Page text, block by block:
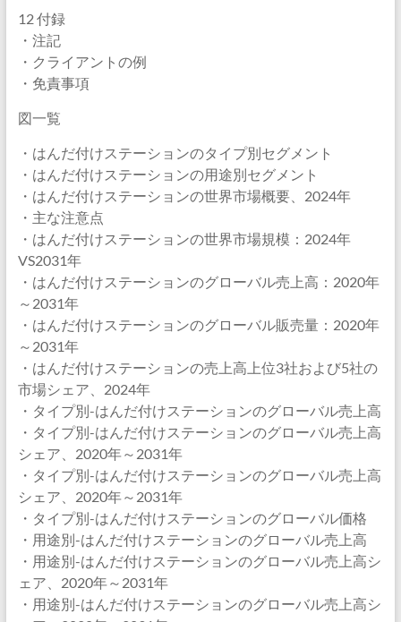
12 付録
・注記
・クライアントの例
・免責事項
図一覧
・はんだ付けステーションのタイプ別セグメント
・はんだ付けステーションの用途別セグメント
・はんだ付けステーションの世界市場概要、2024年
・主な注意点
・はんだ付けステーションの世界市場規模：2024年
VS2031年
・はんだ付けステーションのグローバル売上高：2020年
～2031年
・はんだ付けステーションのグローバル販売量：2020年
～2031年
・はんだ付けステーションの売上高上位3社および5社の
市場シェア、2024年
・タイプ別-はんだ付けステーションのグローバル売上高
・タイプ別-はんだ付けステーションのグローバル売上高
シェア、2020年～2031年
・タイプ別-はんだ付けステーションのグローバル売上高
シェア、2020年～2031年
・タイプ別-はんだ付けステーションのグローバル価格
・用途別-はんだ付けステーションのグローバル売上高
・用途別-はんだ付けステーションのグローバル売上高シ
ェア、2020年～2031年
・用途別-はんだ付けステーションのグローバル売上高シ